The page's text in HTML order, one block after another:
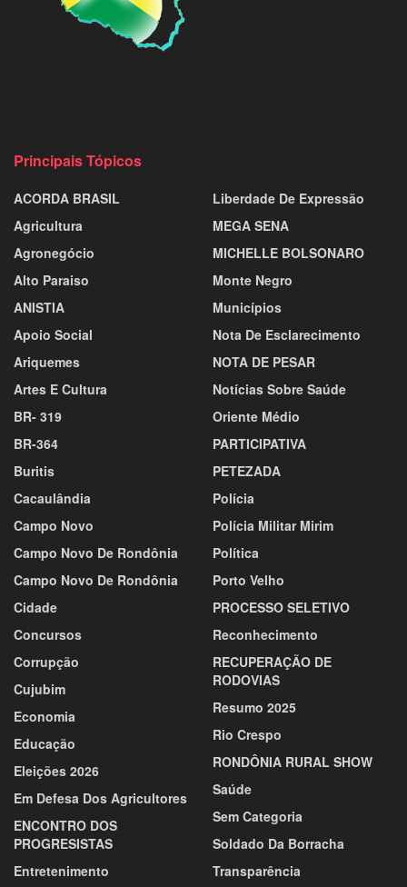
Principais Tópicos
ACORDA BRASIL
Agricultura
Agronegócio
Alto Paraiso
ANISTIA
Apoio Social
Ariquemes
Artes E Cultura
BR- 319
BR-364
Buritis
Cacaulândia
Campo Novo
Campo Novo De Rondônia
Campo Novo De Rondônia
Cidade
Concursos
Corrupção
Cujubim
Economia
Educação
Eleições 2026
Em Defesa Dos Agricultores
ENCONTRO DOS
PROGRESISTAS
Entretenimento
Liberdade De Expressão
MEGA SENA
MICHELLE BOLSONARO
Monte Negro
Municípios
Nota De Esclarecimento
NOTA DE PESAR
Notícias Sobre Saúde
Oriente Médio
PARTICIPATIVA
PETEZADA
Polícia
Polícia Militar Mirim
Política
Porto Velho
PROCESSO SELETIVO
Reconhecimento
RECUPERAÇÃO DE
RODOVIAS
Resumo 2025
Rio Crespo
RONDÔNIA RURAL SHOW
Saúde
Sem Categoria
Soldado Da Borracha
Transparência